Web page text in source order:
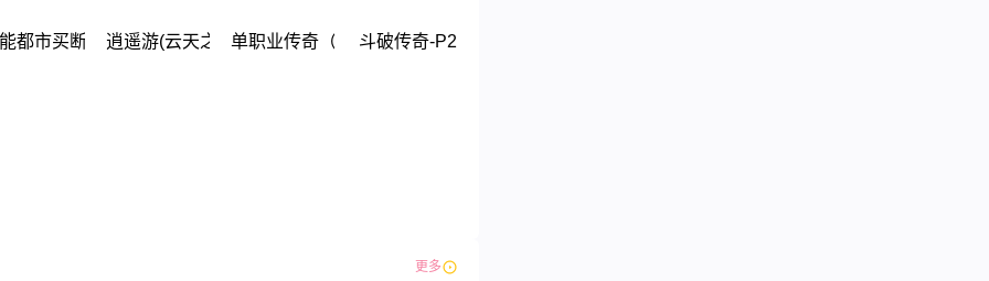
) 都市买断版 逍遥游(云天之巅)单职业传奇（买断版）斗破传奇-P2
更多